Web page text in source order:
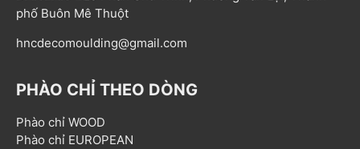
phố Buôn Mê Thuột
hncdecomoulding@gmail.com
PHÀO CHỈ THEO DÒNG
Phào chỉ WOOD
Phào chỉ EUROPEAN